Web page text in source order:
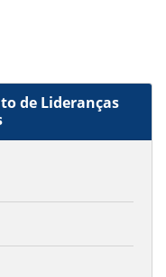
de Lideranças